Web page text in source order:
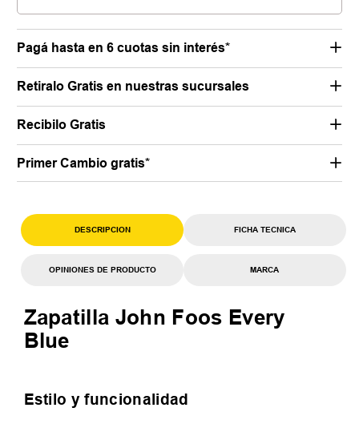
Pagá hasta en 6 cuotas sin interés*
Retiralo Gratis en nuestras sucursales
Recibilo Gratis
Primer Cambio gratis*
DESCRIPCION FICHA TECNICA
OPINIONES DE PRODUCTO MARCA
Zapatilla John Foos Every
Blue
Estilo y funcionalidad